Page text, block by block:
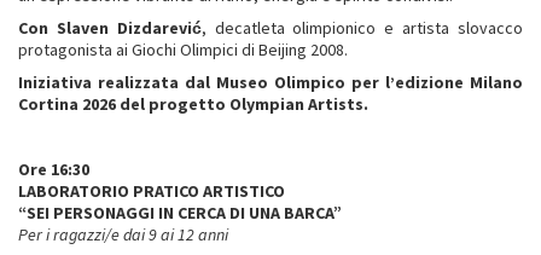
Con Slaven Dizdarević, decatleta olimpionico e artista slovacco
protagonista ai Giochi Olimpici di Beijing 2008.
Iniziativa realizzata dal Museo Olimpico per l’edizione Milano
Cortina 2026 del progetto Olympian Artists.
Ore 16:30
LABORATORIO PRATICO ARTISTICO
“SEI PERSONAGGI IN CERCA DI UNA BARCA”
Per i ragazzi/e dai 9 ai 12 anni